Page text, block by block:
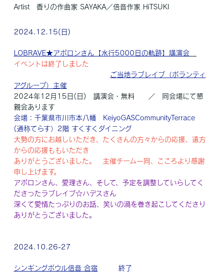
Artist 香りの作曲家 SAYAKA／倍音作家 HiTSUKI
2024.12.15(日)
LOBRAVE★アポロンさん【水行5000日の軌跡】講演会
イベントは終了しました
ご当地ラブレイブ（ボランティ
アグループ）主催
2024年12月15日(日) 講演会・無料 ／ 同会場にて懇
親会あります
会場：千葉県市川市本八幡 KeiyoGASCommunityTerrace
(通称てらす）2階 すくすくダイニング
大勢の方にお越しいただき、たくさんの方々からの応援、遠方
からの応援ももいただき
ありがとうございました。 主催チーム一同、こころより感謝
申し上げます。
アポロンさん、愛理さん、そして、予定を調整していらしてく
ださったラブレイブ☆ハデスさん
深くて愛情たっぷりのお話、笑いの渦を巻き起こしてくださり
ありがとうございました。
2024.10.26-27
シンギングボウル倍音 合宿 終了